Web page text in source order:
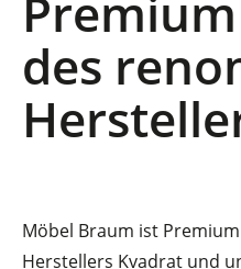
des
Möbel Braum ist
Herstellers Kvadrat und